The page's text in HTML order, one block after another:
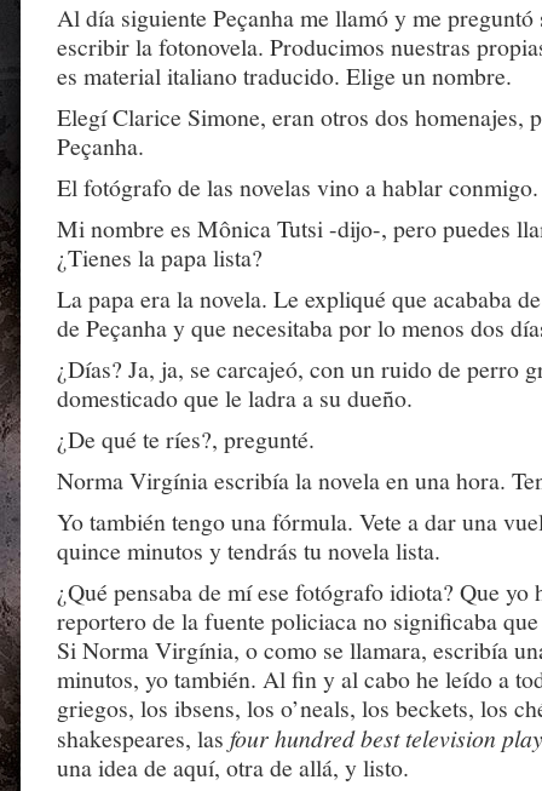
Al día siguiente Peçanha me llamó y me
escribir la fotonovela. Producimos nuestras
es material italiano traducido. Elige un nombre.
Elegí Clarice Simone, eran otros dos homenajes,
Peçanha.
El fotógrafo de las novelas vino a hablar conmigo.
Mi nombre es Mônica Tutsi -dijo-, pero puedes
¿Tienes la papa lista?
La papa era la novela. Le expliqué que acababa
de Peçanha y que necesitaba por lo menos dos
¿Días? Ja, ja, se carcajeó, con un ruido de perro
domesticado que le ladra a su dueño.
¿De qué te ríes?, pregunté.
Norma Virgínia escribía la novela en una hora.
Yo también tengo una fórmula. Vete a dar una
quince minutos y tendrás tu novela lista.
¿Qué pensaba de mí ese fotógrafo idiota? Que yo
reportero de la fuente policiaca no significaba
Si Norma Virgínia, o como se llamara, escribía
minutos, yo también. Al fin y al cabo he leído a
griegos, los ibsens, los o’neals, los beckets, los
shakespeares, las four hundred best television
una idea de aquí, otra de allá, y listo.